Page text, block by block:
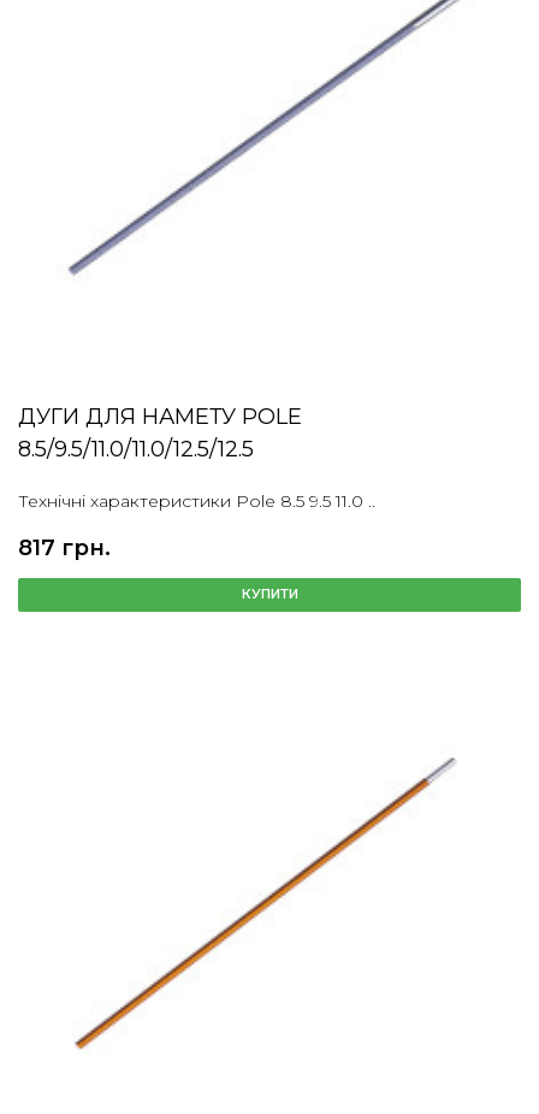
ДУГИ ДЛЯ НАМЕТУ POLE
8.5/9.5/11.0/11.0/12.5/12.5
Технічні характеристики Pole 8.5 9.5 11.0 ..
817 грн.
КУПИТИ